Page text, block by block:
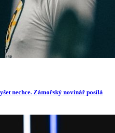
nechce. Zámořský novinář posílá